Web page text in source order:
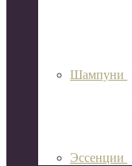
Шампуни
Эссенции